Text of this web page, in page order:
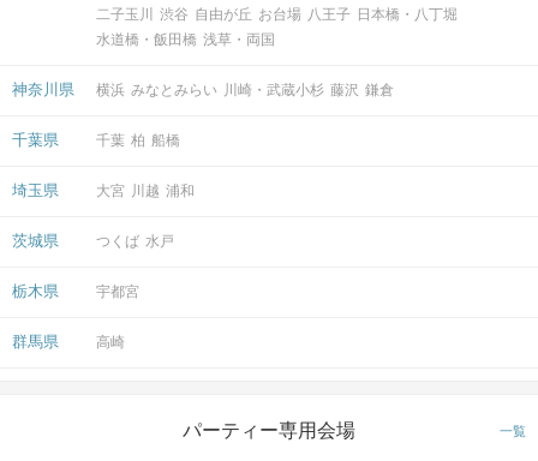
注意事項
二子玉川
渋谷 自由が丘 お台場 八王子 日本橋・八丁堀
水道橋・飯田橋 浅草・両国
神奈川県 横浜 みなとみらい 川崎・武蔵小杉 藤沢 鎌倉
千葉県 千葉 柏 船橋
埼玉県 大宮 川越 浦和
茨城県 つくば 水戸
栃木県 宇都宮
群馬県 高崎
パーティー専用会場 一覧